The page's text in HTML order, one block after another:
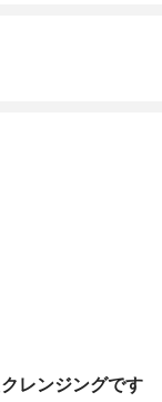
レンジングです